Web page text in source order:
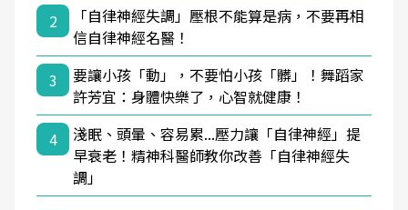
2
「自律神經失調」壓根不能算是病，不要再相
信自律神經名醫！
3
要讓小孩「動」，不要怕小孩「髒」！舞蹈家
許芳宜：身體快樂了，心智就健康！
4
淺眠、頭暈、容易累...壓力讓「自律神經」提
早衰老！精神科醫師教你改善「自律神經失
調」